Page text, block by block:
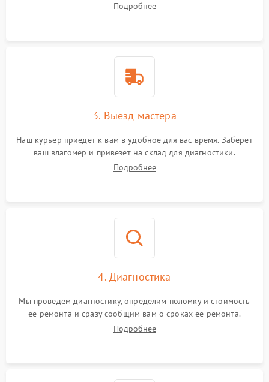
Подробнее
3. Выезд мастера
Наш курьер приедет к вам в удобное для вас время. Заберет
ваш влагомер и привезет на склад для диагностики.
Подробнее
4. Диагностика
Мы проведем диагностику, определим поломку и стоимость
ее ремонта и сразу сообщим вам о сроках ее ремонта.
Подробнее